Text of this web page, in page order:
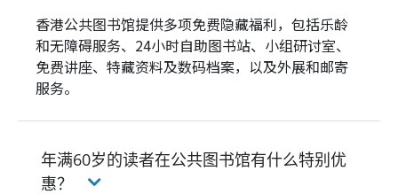
香港公共图书馆提供多项免费隐藏福利，包括乐龄
和无障碍服务、24小时自助图书站、小组研讨室、
免费讲座、特藏资料及数码档案，以及外展和邮寄
服务。
年满60岁的读者在公共图书馆有什么特别优
惠？